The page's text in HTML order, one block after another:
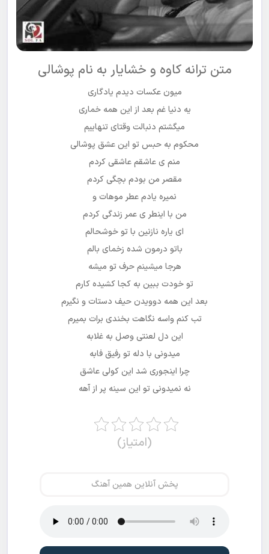
متن ترانه کاوه و خشایار به نام پوشالی
میون عکسات دیدم یادگاری
یه دنیا غم بعد از این همه خماری
میگشتم دنبالت وقتای تنهاییم
محکوم به حبس تو این عشق پوشالی
منم ی عاشقم عاشقی کردم
مقصر من بودم بچگی کردم
نمیره یادم عطر موهات و
من با اینطر ی عمر زندگی کردم
ای یاره نازنین با تو خوشحالم
باتو درمون شده زخمای بالم
هرجا میشینم حرف تو میشه
تو خودت ببین به کجا کشیده کارم
بعد این همه دوویدن حیف دستات و نگیرم
تب کنم واسه نگاهت بخندی برات بمیرم
این دل لعنتی وصل به غلابه
میدونی با دله تو رفیق فابه
چرا اینجوری شد این کولی عاشق
نه نمیدونی تو این سینه پر از آهه
(امتیاز)
پخش آنلاین همین آهنگ